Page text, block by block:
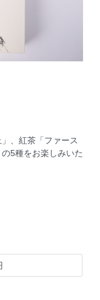
、紅茶「ファース
5種をお楽しみいた